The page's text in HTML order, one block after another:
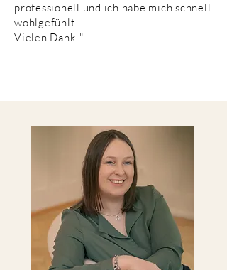
professionell und ich habe mich schnell
wohlgefühlt.
Vielen Dank!"